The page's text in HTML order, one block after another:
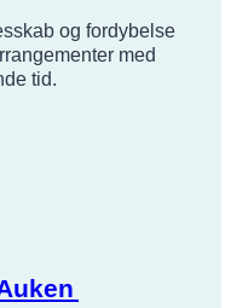
og fordybelse
med
tid.